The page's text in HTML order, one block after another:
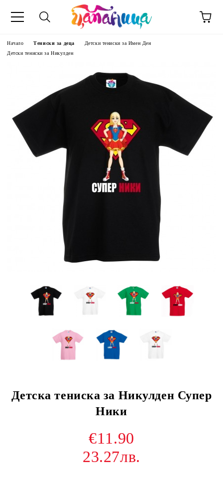
Начало Тениски за деца
Детски тениски за Имен Ден
Детски тениски за Никулден
Детска тениска за Никулден Супер
Ники
€11.90
23.27лв.